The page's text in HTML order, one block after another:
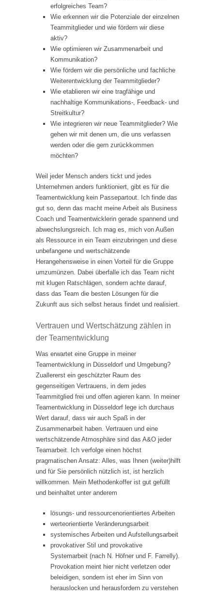
erfolgreiches Team?
Wie erkennen wir die Potenziale der einzelnen
Teammitglieder und wie fördern wir diese
aktiv?
Wie optimieren wir Zusammenarbeit und
Kommunikation?
Wie fördern wir die persönliche und fachliche
Weiterentwicklung der Teammitglieder?
Wie etablieren wir eine tragfähige und
nachhaltige Kommunikations-, Feedback- und
Streitkultur?
Wie integrieren wir neue Teammitglieder? Wie
gehen wir mit denen um, die uns verlassen
werden oder die gern zurückkommen
möchten?
Weil jeder Mensch anders tickt und jedes
Unternehmen anders funktioniert, gibt es für die
Teamentwicklung kein Passepartout. Ich finde das
gut so, denn das macht meine Arbeit als Business
Coach und Teamentwicklerin gerade spannend und
abwechslungsreich. Ich mag es, mich von Außen
als Ressource in ein Team einzubringen und diese
unbefangene und wertschätzende
Herangehensweise in einen Vorteil für die Gruppe
umzumünzen. Dabei überfalle ich das Team nicht
mit klugen Ratschlägen, sondern achte darauf,
dass das Team die besten Lösungen für die
Zukunft aus sich selbst heraus findet und realisiert.
Vertrauen und Wertschätzung zählen in
der Teamentwicklung
Was erwartet eine Gruppe in meiner
Teamentwicklung in Düsseldorf und Umgebung?
Zuallererst ein geschützter Raum des
gegenseitigen Vertrauens, in dem jedes
Teammitglied frei und offen agieren kann. In meiner
Teamentwicklung in Düsseldorf lege ich durchaus
Wert darauf, dass wir auch Spaß in der
Zusammenarbeit haben. Vertrauen und eine
wertschätzende Atmosphäre sind das A&O jeder
Teamarbeit. Ich verfolge einen höchst
pragmatischen Ansatz: Alles, was Ihnen (weiter)hilft
und für Sie persönlich nützlich ist, ist herzlich
willkommen. Mein Methodenkoffer ist gut gefüllt
und beinhaltet unter anderem
lösungs- und ressourcenorientiertes Arbeiten
werteorientierte Veränderungsarbeit
systemisches Arbeiten und Aufstellungsarbeit
provokativer Stil und provokative
Systemarbeit (nach N. Höfner und F. Farrelly).
Provokation meint hier nicht verletzen oder
beleidigen, sondern ist eher im Sinn von
herauslocken und herausfordern zu verstehen